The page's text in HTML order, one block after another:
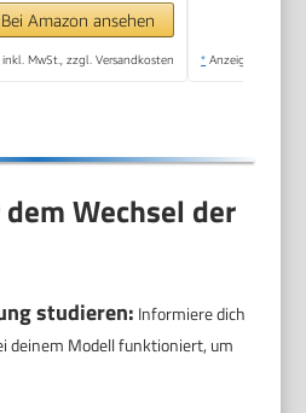
Bei Amazon ansehen
inkl. MwSt., zzgl. Versandkosten * Anzeige
Wechsel der
studieren: Informiere dich
deinem Modell funktioniert, um